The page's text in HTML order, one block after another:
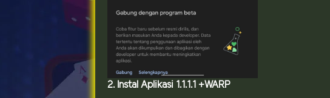
2. Instal Aplikasi 1.1.1.1 +WARP